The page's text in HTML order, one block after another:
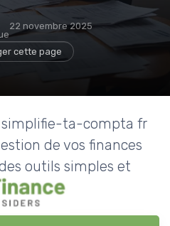
22 novembre 2025
cette page
simplifie-ta-compta fr
de vos finances
outils simples et